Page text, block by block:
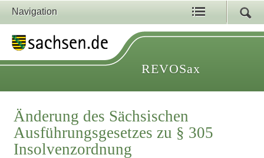
Navigation
REVOSax
Änderung des Sächsischen
Ausführungsgesetzes zu § 305
Insolvenzordnung